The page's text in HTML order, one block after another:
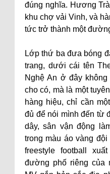
đúng nghĩa. Hương
khu chợ vải Vinh, và
tức trở thành một
Lớp thứ ba đưa bóng
trang, dưới cái tên
Nghệ An ở đây
cho có, mà là một
hàng hiệu, chỉ cần
đủ để nói mình đến từ
dây, sân vận động
trong màu áo vàng
freestyle football
đường phố riêng của